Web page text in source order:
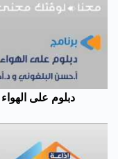
دبلوم على